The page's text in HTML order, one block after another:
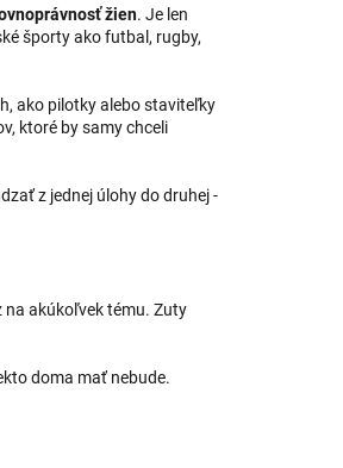
žien. Je len
športy ako futbal, rugby,
ako pilotky alebo staviteľky
ktoré by samy chceli
z jednej úlohy do druhej -
na akúkoľvek tému. Zuty
doma mať nebude.